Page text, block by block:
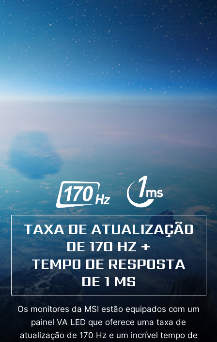
TAXA DE ATUALIZAÇÃO
DE 170 HZ +
TEMPO DE RESPOSTA
DE 1 MS
Os monitores da MSI estão equipados com um
painel VA LED que oferece uma taxa de
atualização de 170 Hz e um incrível tempo de